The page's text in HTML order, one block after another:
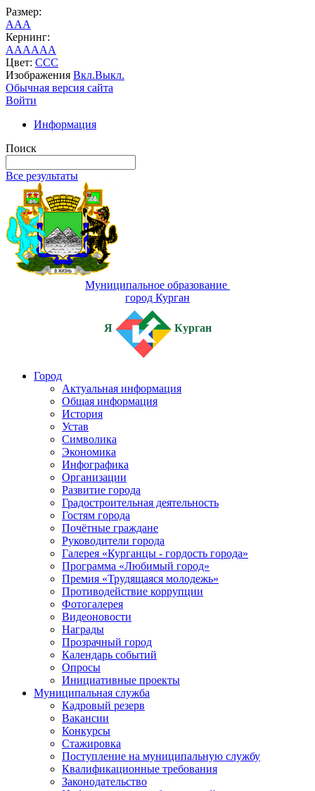
Размер:
AAA
Кернинг:
AAAAAA
Цвет: CCC
Изображения Вкл.Выкл.
Обычная версия сайта
Войти
Информация
Поиск
Все результаты
Муниципальное образование
город Курган
Я Курган
Город
Актуальная информация
Общая информация
История
Устав
Символика
Экономика
Инфографика
Организации
Развитие города
Градостроительная деятельность
Гостям города
Почётные граждане
Руководители города
Галерея «Курганцы - гордость города»
Программа «Любимый город»
Премия «Трудящаяся молодежь»
Противодействие коррупции
Фотогалерея
Видеоновости
Награды
Прозрачный город
Календарь событий
Опросы
Инициативные проекты
Муниципальная служба
Кадровый резерв
Вакансии
Конкурсы
Стажировка
Поступление на муниципальную службу
Квалификационные требования
Законодательство